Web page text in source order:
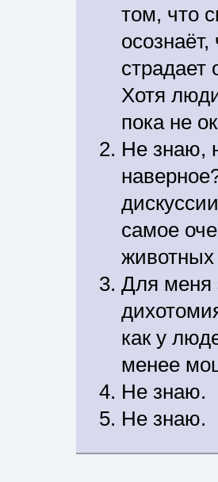
том, что
страдает
Хотя
пока не
Не знаю,
самое
Для меня
как у
менее
Не знаю.
Не знаю.